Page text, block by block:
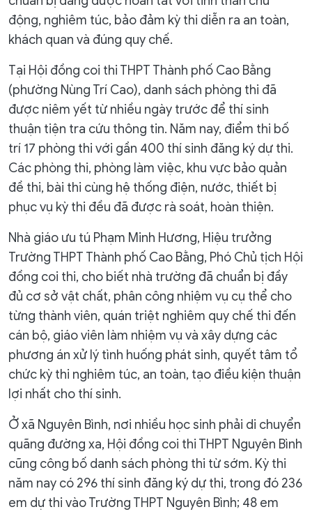
động, nghiêm túc, bảo đảm kỳ thi diễn ra an toàn,
khách quan và đúng quy chế.
Tại Hội đồng coi thi THPT Thành phố Cao Bằng
(phường Nùng Trí Cao), danh sách phòng thi đã
được niêm yết từ nhiều ngày trước để thí sinh
thuận tiện tra cứu thông tin. Năm nay, điểm thi bố
trí 17 phòng thi với gần 400 thí sinh đăng ký dự thi.
Các phòng thi, phòng làm việc, khu vực bảo quản
đề thi, bài thi cùng hệ thống điện, nước, thiết bị
phục vụ kỳ thi đều đã được rà soát, hoàn thiện.
Nhà giáo ưu tú Phạm Minh Hương, Hiệu trưởng
Trường THPT Thành phố Cao Bằng, Phó Chủ tịch Hội
đồng coi thi, cho biết nhà trường đã chuẩn bị đầy
đủ cơ sở vật chất, phân công nhiệm vụ cụ thể cho
từng thành viên, quán triệt nghiêm quy chế thi đến
cán bộ, giáo viên làm nhiệm vụ và xây dựng các
phương án xử lý tình huống phát sinh, quyết tâm tổ
chức kỳ thi nghiêm túc, an toàn, tạo điều kiện thuận
lợi nhất cho thí sinh.
Ở xã Nguyên Bình, nơi nhiều học sinh phải di chuyển
quãng đường xa, Hội đồng coi thi THPT Nguyên Bình
cũng công bố danh sách phòng thi từ sớm. Kỳ thi
năm nay có 296 thí sinh đăng ký dự thi, trong đó 236
em dự thi vào Trường THPT Nguyên Bình; 48 em